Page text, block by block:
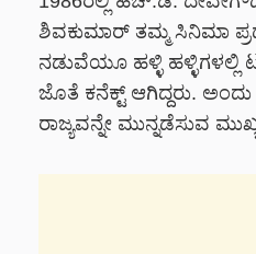
ಶಿವಕುಮಾರ್ ತಮ್ಮ ಸಿನಿಮಾ
ನಡುವೆಯೂ ಹಳ್ಳಿ
ಜೊತೆ ಕನೆಕ್ಟ್ ಆಗಿದ್ದರು.
ರಾಜ್ಯವನ್ನೇ ಮುನ್ನಡೆಸುವ